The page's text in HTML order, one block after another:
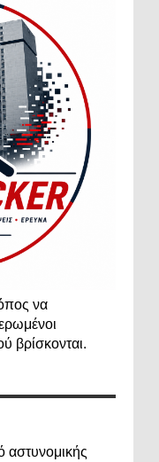
να
βρίσκονται.
αστυνομικής